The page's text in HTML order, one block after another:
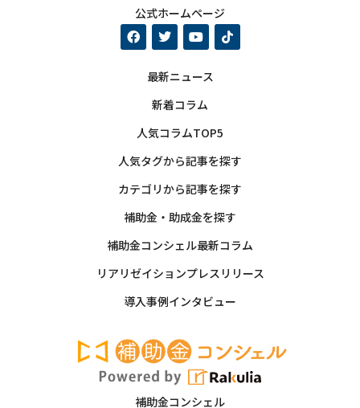
公式ホームページ
最新ニュース
新着コラム
人気コラムTOP5
人気タグから記事を探す
カテゴリから記事を探す
補助金・助成金を探す
補助金コンシェル最新コラム
リアリゼイションプレスリリース
導入事例インタビュー
補助金コンシェル